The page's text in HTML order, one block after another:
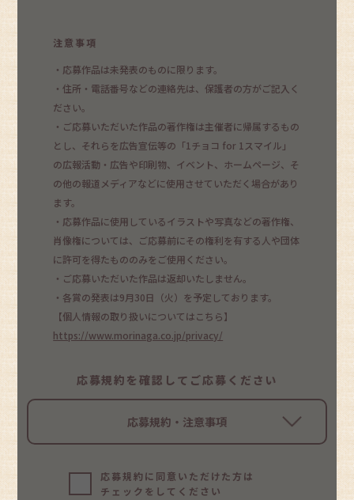
注意事項
・応募作品は未発表のものに限ります。
・住所・電話番号などの連絡先は、保護者の方がご記入く
ださい。
・ご応募いただいた作品の著作権は主催者に帰属するもの
とし、それらを広告宣伝等の「1チョコ for 1スマイル」
の広報活動・広告や印刷物、イベント、ホームページ、そ
の他の報道メディアなどに使用させていただく場合があり
ます。
・応募作品に使用しているイラストや写真などの著作権、
肖像権については、ご応募前にその権利を有する人や団体
に許可を得たもののみをご使用ください。
・ご応募いただいた作品は返却いたしません。
・各賞の発表は9月30日（火）を予定しております。
【個人情報の取り扱いについてはこちら】
https://www.morinaga.co.jp/privacy/
応募規約を確認してご応募ください
応募規約・注意事項
応募規約に同意いただけた方は
チェックをしてください